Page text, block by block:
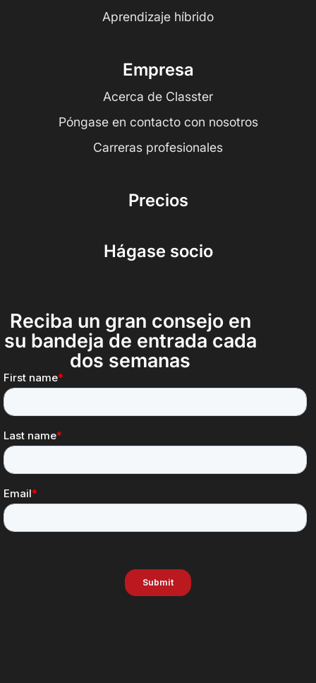
Aprendizaje híbrido
Empresa
Acerca de Classter
Póngase en contacto con nosotros
Carreras profesionales
Precios
Hágase socio
Reciba un gran consejo en
su bandeja de entrada cada
dos semanas